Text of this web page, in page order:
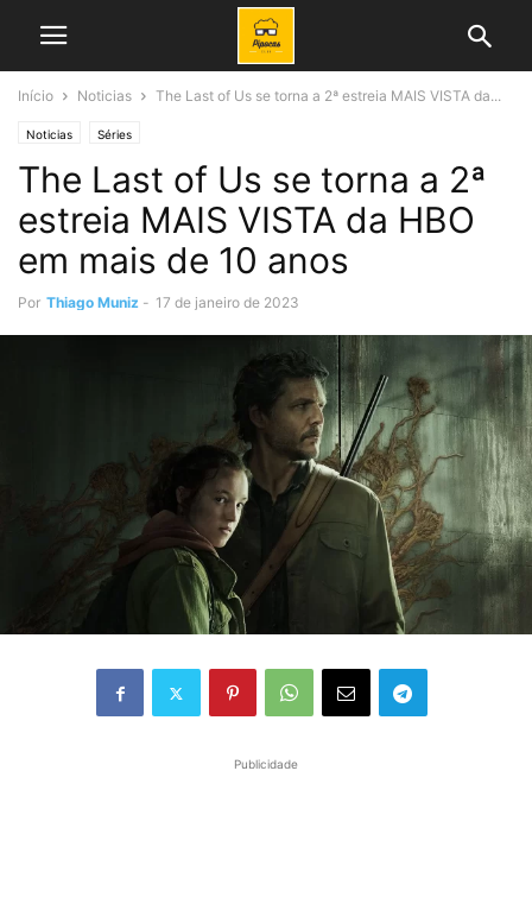
Início Noticias The Last of Us se torna a 2ª estreia MAIS VISTA da...
Noticias Séries
The Last of Us se torna a 2ª
estreia MAIS VISTA da HBO
em mais de 10 anos
Por Thiago Muniz - 17 de janeiro de 2023
Publicidade